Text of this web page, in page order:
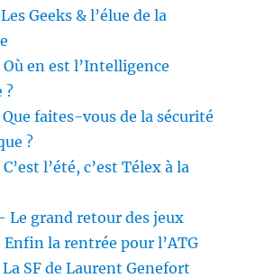
Geeks & l’élue de la
Où en est l’Intelligence
?
Que faites-vous de la sécurité
?
l’été, c’est Télex à la
Le grand retour des jeux
Enfin la rentrée pour l’ATG
SF de Laurent Genefort